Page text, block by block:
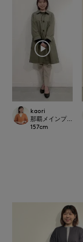
kaori
那覇メインプレイ
157cm